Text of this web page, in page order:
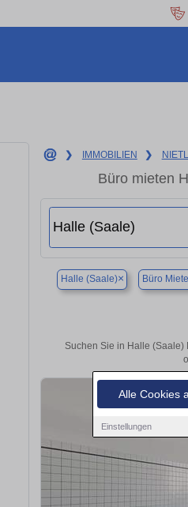
Alle Cookies
Einstellungen
❯ IMMOBILIEN ❯
Büro mieten
Halle (Saale)× Büro
Suchen Sie in Halle